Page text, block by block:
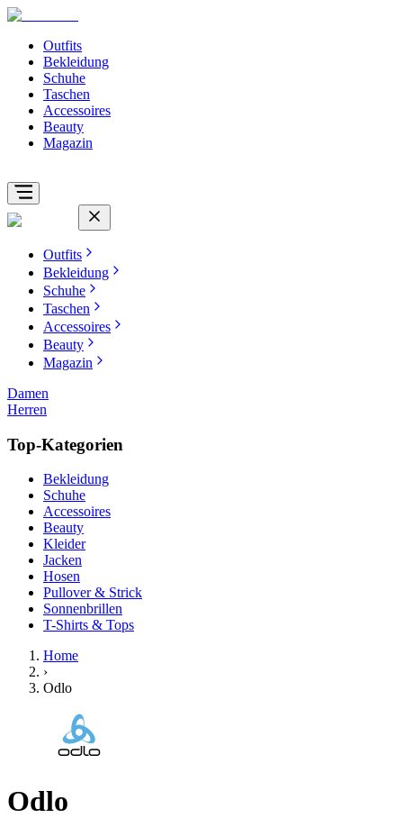
Outfits
Bekleidung
Schuhe
Taschen
Accessoires
Beauty
Magazin
Outfits
Bekleidung
Schuhe
Taschen
Accessoires
Beauty
Magazin
Damen
Herren
Top-Kategorien
Bekleidung
Schuhe
Accessoires
Beauty
Kleider
Jacken
Hosen
Pullover & Strick
Sonnenbrillen
T-Shirts & Tops
Home
›
Odlo
Odlo